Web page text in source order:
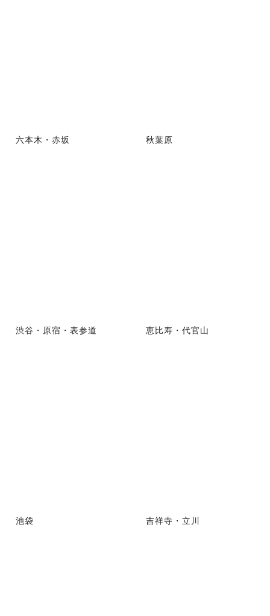
六本木・赤坂 秋葉原
渋谷・原宿・表参道 恵比寿・代官山
池袋 吉祥寺・立川